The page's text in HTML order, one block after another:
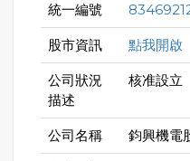
統一編號
股市資訊 點我開啟
公司狀況
描述
核准設立
公司名稱 鈞興機電